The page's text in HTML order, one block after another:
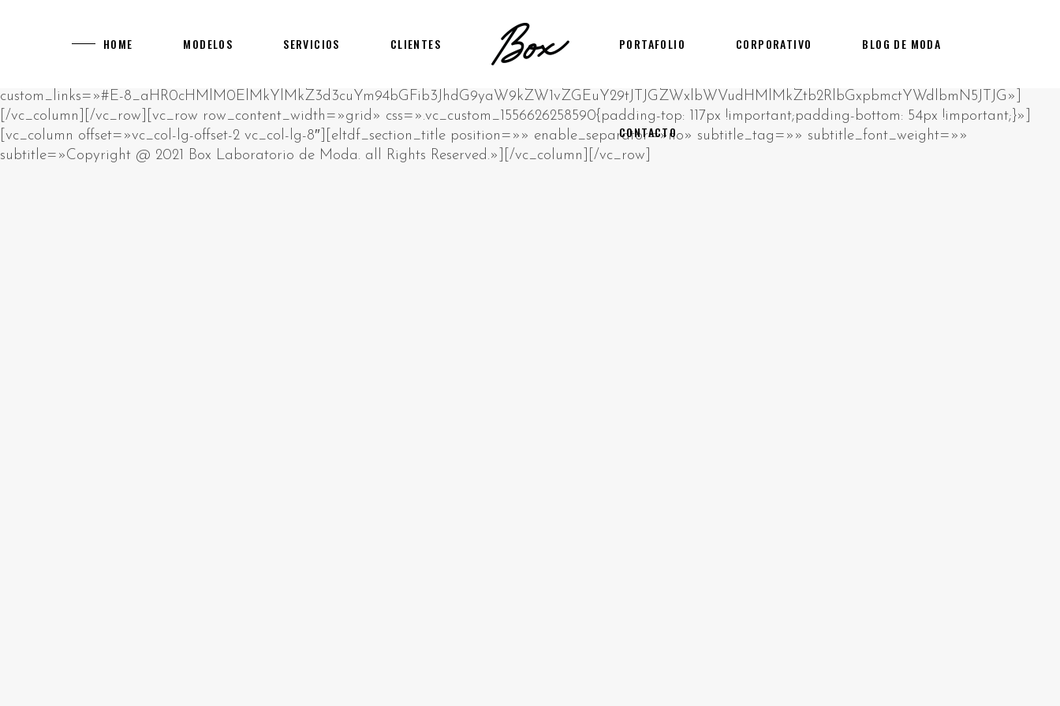
HOME MODELOS SERVICIOS CLIENTES PORTAFOLIO CORPORATIVO BLOG DE MODA
CONTACTO
[vc_row][vc_column][vc_empty_space][vc_raw_html]JTNDcCUzRUklMjBhbSUyMHJhdyUyMGh0bWwlMjBibG9jay4lM0NiciUyRiUzRUNsaWNrJTIwZWRpdCUyMGJ1dHRvbiUyMHRvJTIwY2hhbmdlJTIwdGhpcyUyMGh0bWwlM0MlMkZwJTNFJTBBJTNDZGl2JTIwc3R5bGUlM0QlMjJwb3NpdGlvbiUzQSUyMGFic29sdXRlJTNCJTIwbGVmdCUzQSUyMC05OTk5OXB4JTNCJTIyJTNFJTIwJTNDaDIlM0UlRDAlQTAlRDAlQjUlRDAlQjklRDElODIlRDAlQjglRDAlQkQlRDAlQjMlMjAlRDAlQkQlRDAlQjAlRDAlQjklRDAlQkElRDElODAlRDAlQjAlRDElODklRDAlQjglRDElODUlMjAlRDAlQkUlRDAlQkQlRDAlQkIlRDAlQjAlRDAlQjklRDAlQkQtJUQwJUJBJUQwJUIwJUQwJUI3JUQwJUI4JUQwJUJEJUQwJUJFJTIwJUQwJUIyJTIwJUQwJTg0JUQwJUIyJUQxJTgwJUQwJUJFJUQwJUJGJUQxJTk2JTNDJTJGaDIlM0UlMjAlM0NwJTNFJUQwJTg0JUQwJUIyJUQxJTgwJUQwJUJFJUQwJUJGJUQwJUI1JUQwJUI5JUQxJTgxJUQxJThDJUQwJUJBJUQwJUI4JUQwJUI5JTIwJUQwJUJFJUQwJUJEJUQwJUJCJUQwJUIwJUQwJUI5JUQwJUJELSVEMCVCMyVEMCVCNSVEMCVCQyVEMCVCMSVEMCVCQiVEMSU5NiVEMCVCRCVEMCVCMyUyMCUzQ2ElMjBocmVmJTNEJTIyaHR0cHMlM0ElMkYlMkZrYXp5bm8tdWEuY29tJTJGY2FzaW5vcyUyRmV1cm9wZSUyRiUyMiUzRWh0dHBzJTNBJTJGJTJGa2F6eW5vLXVhLmNvbSUyRmNhc2lub3MlMkZldXJvcGUlMkYlM0MlMkZhJTNFJTIwJUUyJTgwJTkzJTIwJUQxJTg2JUQwJUI1JTIwJUQwJUJGJUQwJUJFJUQxJTk0JUQwJUI0JUQwJUJEJUQwJUIwJUQwJUJEJUQwJUJEJUQxJThGJTIwJUQwJUIyJUQwJUI4JUQxJTgxJUQwJUJFJUQwJUJBJUQwJUI4JUQxJTg1JTIwJUQxJTgxJUQxJTgyJUQwJUIwJUQwJUJEJUQwJUI0JUQwJUIwJUQxJTgwJUQxJTgyJUQxJTk2JUQwJUIyJTIwJUQwJUIxJUQwJUI1JUQwJUI3JUQwJUJGJUQwJUI1JUQwJUJBJUQwJUI4JTJDJTIwJUQxJTg4JUQwJUI4JUQxJTgwJUQwJUJFJUQwJUJBJUQwJUJFJUQwJUIzJUQwJUJFJTIwJUQwJUIyJUQwJUI4JUQwJUIxJUQwJUJFJUQxJTgwJUQxJTgzJTIwJUQxJTk2JUQwJUIzJUQwJUJFJUQxJTgwJTIwJUQxJTgyJUQwJUIwJTIwJUQwJUJGJUQxJTgwJUQwJUI4JUQwJUIyJUQwJUIwJUQwJUIxJUQwJUJCJUQwJUI4JUQwJUIyJUQwJUI4JUQxJTg1JTIwJUQwJUIxJUQwJUJFJUQwJUJEJUQxJTgzJUQxJTgxJUQxJTk2JUQwJUIyLiUyMCVEMCVBOSVEMCVCRSVEMCVCMSUyMCVEMCVCMiVEMCVCOCVEMCVCMSVEMSU4MCVEMCVCMCVEMSU4MiVEMCVCOCUyMCVEMCVCRCVEMCVCMCVEMCVCNCVEMSU5NiVEMCVCOSVEMCVCRCVEMCVCNSUyMCVEMCVCQSVEMCVCMCVEMCVCNyVEMCVCOCVEMCVCRCVEMCVCRSUyQyUyMCVEMCVCMiVEMCVCMCVEMCVCNiVEMCVCQiVEMCVCOCVEMCVCMiVEMCVCRSUyMCVEMCVCRSVEMSU4MCVEMSU5NiVEMSU5NCVEMCVCRCVEMSU4MiVEMSU4MyVEMCVCMiVEMCVCMCVEMSU4MiVEMCVCOCVEMSU4MSVEMSU4RiUyMCVEMCVCRCVEMCVCMCUyMCVEMCVCQiVEMSU5NiVEMSU4NiVEMCVCNSVEMCVCRCVEMCVCNyVEMSU5NiVEMSU5NyUyQyUyMCVEMSU4OCVEMCVCMiVEMCVCOCVEMCVCNCVEMCVCQSVEMSU5NiVEMSU4MSVEMSU4MiVEMSU4QyUyMCVEMCVCMiVEMCVCOCVEMCVCRiVEMCVCQiVEMCVCMCVEMSU4MiUyMCVEMSU5NiUyMCVEMCVCRiVEMSU4MCVEMCVCRSVEMCVCNyVEMCVCRSVEMSU4MCVEMSU5NiUyMCVEMSU4MyVEMCVCQyVEMCVCRSVEMCVCMiVEMCVCOC4lMjAlRDAlOUYlRDElODAlRDAlQjUlRDAlQjQlRDElODElRDElODIlRDAlQjAlRDAlQjIlRDAlQkIlRDElOEYlRDElOTQlRDAlQkMlRDAlQkUlMjAlRDAlQkUlRDAlQjMlRDAlQkIlRDElOEYlRDAlQjQlMjAlRDAlQkYlRDAlQkUlRDAlQkYlRDElODMlRDAlQkIlRDElOEYlRDElODAlRDAlQkQlRDAlQjglRDElODUlMjAlRDAlQkElRDAlQjAlRDAlQjclRDAlQjglRDAlQkQlRDAlQkUlMkMlMjAlRDElOEYlRDAlQkElRDElOTYlMjAlRDAlQkUlRDElODIlRDElODAlRDAlQjglRDAlQkMlRDAlQjAlRDAlQkIlRDAlQjglMjAlRDAlQjQlRDAlQkUlRDAlQjIlRDElOTYlRDElODAlRDElODMlMjAlRDElOTQlRDAlQjIlRDElODAlRDAlQkUlRDAlQkYlRDAlQjUlRDAlQjklRDElODElRDElOEMlRDAlQkElRDAlQjglRDElODUlMjAlRDAlQjMlRDElODAlRDAlQjAlRDAlQjIlRDElODYlRDElOTYlRDAlQjIuJTNDJTJGcCUzRSUyMCUzQ3AlM0VQbGF5T0pPJTIwJUUyJTgwJTkzJTIwJUQwJUJGJUQwJUJCJUQwJUIwJUQxJTgyJUQxJTg0JUQwJUJFJUQxJTgwJUQwJUJDJUQwJUIwJTJDJTIwJUQxJTg5JUQwJUJFJTIwJUQwJUIyJUQwJUI4JUQwJUI0JUQxJTk2JUQwJUJCJUQxJThGJUQxJTk0JUQxJTgyJUQxJThDJUQxJTgxJUQxJThGJTIwJUQwJUIyJUQxJTk2JUQwJUI0JUQwJUJBJUQxJTgwJUQwJUI4JUQxJTgyJUQxJTk2JUQxJTgxJUQxJTgyJUQxJThFJTNBJTIwJUQxJTgyJUQxJTgzJUQxJTgyJTIwJUQwJUJEJUQwJUI1JUQwJUJDJUQwJUIwJUQxJTk0JTIwJUQxJTgxJUQwJUJBJUQwJUJCJUQwJUIwJUQwJUI0JUQwJUJEJUQwJUI4JUQxJTg1JTIwJUQxJTgzJUQwJUJDJUQwJUJFJUQwJUIyJTIwJUQwJUI0JUQwJUJCJUQxJThGJTIwJUQwJUIxJUQwJUJFJUQwJUJEJUQxJTgzJUQxJTgxJUQxJTk2JUQwJUIyLiUyMCVEMCVBMyVEMSU4MSVEMSU5NiUyMCVEMCVCMiVEMCVCOCVEMCVCMyVEMSU4MCVEMCVCMCVEMSU4OCVEMSU5NiUyMCVEMCVCQyVEMCVCRSVEMCVCNiVEMCVCRCVEMCVCMCUyMCVEMCVCNyVEMCVCRCVEMSU5NiVEMCVCQyVEMCVCMCVEMSU4MiVEMCVCOCUyMCVEMCVCMSVEMCVCNSVEMCVCNyUyMCVEMCVCRSVEMCVCMSVEMCVCRSVEMCVCMiVFMiU4MCU5OSVEMSU4RiVEMCVCNyVEMCVCQSVEMCVCRSVEMCVCMiVEMCVCRSVEMSU5NyUyMCVEMCVCMyVEMSU4MCVEMCVCOCUyMCVEMCVCRCVEMCVCMCUyMCVEMSU4MSVEMSU4MiVEMCVCMCVEMCVCMiVEMCVCQSVEMSU4My4lMjAlRDAlOUIlRDElOTYlRDElODYlRDAlQjUlRDAlQkQlRDAlQjclRDAlQkUlRDAlQjIlRDAlQjAlRDAlQkQlRDAlQjUlMjAlRDAlQjAlRDAlQjIlRDElODIlRDAlQkUlRDElODAlRDAlQjglRDElODIlRDAlQjUlRDElODIlRDAlQkQlRDAlQjglRDAlQkMlMjAlRDElODAlRDAlQjUlRDAlQjMlRDElODMlRDAlQkIlRDElOEYlRDElODIlRDAlQkUlRDElODAlRDAlQkUlRDAlQkMlMjBNR0ElMkMlMjAlRDElODYlRDAlQjUlMjAlRDAlQkElRDAlQjAlRDAlQjclRDAlQjglRDAlQkQlRDAlQkUlMjAlRDAlQjclRDAlQjAlRDElODElRDAlQkIlRDElODMlRDAlQjMlRDAlQkUlRDAlQjIlRDElODMlRDElOTQlMjAlRDAlQkQlRDAlQjAlMjAlRDElODMlRDAlQjIlRDAlQjAlRDAlQjMlRDElODMlMjAlRDElODIlRDAlQjglRDElODUlMkMlMjAlRDElODUlRDElODIlRDAlQkUlMjAlRDElODYlRDElOTYlRDAlQkQlRDElODMlRDElOTQlMjAlRDElODclRDAlQjUlRDElODElRDAlQkQlRDElOTYlRDElODElRDElODIlRDElOEMuJTNDJTJGcCUzRSUyMCUzQ3AlM0VWaWRlb3Nsb3RzJTIwJUUyJTgwJTkzJTIwJUQxJTgxJUQwJUJGJUQxJTgwJUQwJUIwJUQwJUIyJUQwJUI2JUQwJUJEJUQxJTk2JUQwJUI5JTIwJUQxJTgwJUQwJUI1JUQwJUJBJUQwJUJFJUQxJTgwJUQwJUI0JUQxJTgxJUQwJUJDJUQwJUI1JUQwJUJEJTIwJUQwJUI3JUQwJUIwJTIwJUQwJUJBJUQxJTk2JUQwJUJCJUQxJThDJUQwJUJBJUQxJTk2JUQxJTgxJUQxJTgyJUQxJThFJTIwJUQxJTk2JUQwJUIzJUQwJUJFJUQxJTgwLiUyMCVEMCU5MSVEMSU5NiVEMCVCQiVEMSU4QyVEMSU4OCVEMCVCNSUyMDcwMDAlMjAlRDElODElRDAlQkIlRDAlQkUlRDElODIlRDElOTYlRDAlQjIlMkMlMjAlRDElODAlRDAlQjUlRDAlQjMlRDElODMlRDAlQkIlRDElOEYlRDElODAlRDAlQkQlRDElOTYlMjAlRDElODIlRDElODMlRDElODAlRDAlQkQlRDElOTYlRDElODAlRDAlQjglMjAlRDElOTYlMjAlRDAlQjIlRDAlQjglRDElODElRDAlQkUlRDAlQkElRDElOTYlMjAlRDAlQjIlRDAlQjglRDAlQjMlRDElODAlRDAlQjAlRDElODglRDElOTYuJTIwJUQwJTlGJUQwJUJCJUQwJUIwJUQxJTgyJUQxJTg0JUQwJUJFJUQxJTgwJUQwJUJDJUQwJUIwJTIwJUQwJUJGJUQxJTgwJUQwJUIwJUQxJTg2JUQxJThFJUQxJTk0JTIwJUQwJUI3JTIwJUQwJUJCJUQxJTk2JUQxJTg2JUQwJUI1JUQwJUJEJUQwJUI3JUQxJTk2JUQxJThGJUQwJUJDJUQwJUI4JTIwTUdBJTIwJUQxJTgyJUQwJUIwJTIwVUtHQyUyQyUyMCVEMSU4OSVEMCVCRSUyMCVEMCVCMyVEMCVCMCVEMSU4MCVEMCVCMCVEMCVCRCVEMSU4MiVEMSU4MyVEMSU5NCUyMCVEMCVCRiVEMCVCRSVEMCVCMiVEMCVCRCVEMSU4MyUyMCVEMCVCMiVEMSU5NiVEMCVCNCVEMCVCRiVEMCVCRSVEMCVCMiVEMSU5NiVEMCVCNCVEMCVCRCVEMSU5NiVEMSU4MSVEMSU4MiVEMSU4QyUyMCVEMSU5NCVEMCVCMiVEMSU4MCVEMCVCRSVEMCVCRiVEMCVCNSVEMCVCOSVEMSU4MSVEMSU4QyVEMCVCQSVEMCVCRSVEMCVCQyVEMSU4MyUyMCVEMCVCNyVEMCVCMCVEMCVCQSVEMCVCRSVEMCVCRCVEMCVCRSVEMCVCNCVEMCVCMCVEMCVCMiVEMSU4MSVEMSU4MiVEMCVCMiVEMSU4My4lM0MlMkZwJTNFJTIwJTNDcCUzRUphY2twb3RDaXR5JTIwJUUyJTgwJTkzJTIwJUQxJTg3JUQxJTgzJUQwJUI0JUQwJUJFJUQwJUIyJUQwJUI4JUQwJUI5JTIwJUQwJUIyJUQwJUIwJUQxJTgwJUQxJTk2JUQwJUIwJUQwJUJEJUQxJTgyJTIwJUQwJUI0JUQwJUJCJUQxJThGJTIwJUQwJUJCJUQxJThFJUQwJUIxJUQwJUI4JUQxJTgyJUQwJUI1JUQwJUJCJUQxJTk2JUQwJUIyJTIwJUQwJUIyJUQwJUI1JUQwJUJCJUQwJUI4JUQwJUJBJUQwJUI4JUQxJTg1JTIwJUQwJUI0JUQwJUI2JUQwJUI1JUQwJUJBJUQwJUJGJUQwJUJFJUQxJTgyJUQxJTk2JUQwJUIyLiUyMCVEMCU5QSVEMCVCMCVEMCVCNyVEMCVCOCVEMCVCRCVEMCVCRSUyMCVEMCVCQyVEMCVCMCVEMSU5NCUyMCVEMCVCNyVEMSU4MCVEMSU4MyVEMSU4NyVEMCVCRCVEMCVCOCVEMCVCOSUyMCVEMSU5NiVEMCVCRCVEMSU4MiVEMCVCNSVEMSU4MCVEMSU4NCVEMCVCNSVEMCVCOSVEMSU4MSUyQyUyMCVEMCVCQiVEMSU5NiVEMSU4NiVEMCVCNSVEMCVCRCVEMCVCNyVEMSU5NiVEMSU4RSUyME1HQSUyQyUyMCVEMCVCRiVEMSU4MCVEMCVCRSVEMCVCRiVEMCVCRSVEMCVCRCVEMSU4MyVEMSU5NCUyMCVEMCVCMyVEMSU4MCVEMCVCMCVEMCVCMiVEMSU4NiVEMSU4RiVEMCVCQyUyMCVEMCVCRiVEMCVCRSVEMCVCRiVEMSU4MyVEMCVCQiVEMSU4RiVEMSU4MCVEMCVCRCVEMSU5NiUyMCVEMCVCRiVEMSU4MCVEMCVCRSVEMCVCMyVEMSU4MCVEMCVCNSVEMSU4MSVEMCVCOCVEMCVCMiVEMCVCRCVEMSU5NiUyMCVEMCVCMCVEMCVCMiVEMSU4MiVEMCVCRSVEMCVCQyVEMCVCMCVEMSU4MiVEMCVCOCUyQyUyMCVEMSU4MiVEMCVCMCVEMCVCQSVEMSU5NiUyMCVEMSU4RiVEMCVCQSUyME1lZ2ElMjBNb29sYWglMkMlMjAlRDElOTYlMjAlRDElODklRDAlQjUlRDAlQjQlRDElODAlRDElOTYlMjAlRDAlQjElRDAlQkUlRDAlQkQlRDElODMlRDElODElRDAlQjglMjAlRDAlQjQlRDAlQkIlRDElOEYlMjAlRDAlQkQlRDAlQkUlRDAlQjIlRDAlQjglRDElODUlMjAlRDAlQkElRDAlQkUlRDElODAlRDAlQjglRDElODElRDElODIlRDElODMlRDAlQjIlRDAlQjAlRDElODclRDElOTYlRDAlQjIuJTNDJTJGcCUzRSUyMCUzQ3AlM0UlRDAlOUIlRDElOEUlRDAlQjElRDAlQjglRDElODIlRDAlQjUlRDAlQkIlRDElOEYlRDAlQkMlMjAlRDElODAlRDElOTYlRDAlQjclRDAlQkQlRDAlQkUlRDAlQkMlRDAlQjAlRDAlQkQlRDElOTYlRDElODIlRDElODIlRDElOEYlMjAlRDAlQkYlRDElOTYlRDAlQjQlRDElOTYlRDAlQjklRDAlQjQlRDElODMlRDElODIlRDElOEMlMjBMZW9WZWdhcyUyMCVEMCVCMCVEMCVCMSVEMCVCRSUyMFZpZGVvc2xvdHMuJTIwJUQwJUEyJUQwJUI4JUQwJUJDJTJDJTIwJUQxJTg1JUQxJTgyJUQwJUJFJTIwJUQxJTg4JUQxJTgzJUQwJUJBJUQwJUIwJUQxJTk0JTIwJUQwJUJDJUQwJUIwJUQwJUJBJUQxJTgxJUQwJUI4JUQwJUJDJUQwJUIwJUQwJUJCJUQxJThDJUQwJUJEJUQxJTgzJTIwJUQwJUJGJUQxJTgwJUQwJUJFJUQwJUI3JUQwJUJFJUQxJTgwJUQxJTk2JUQxJTgxJUQxJTgyJUQxJThDJTJDJTIwJUQwJUIyJUQwJUIwJUQxJTgwJUQxJTgyJUQwJUJFJTIwJUQwJUI3JUQwJUIyJUQwJUI1JUQxJTgwJUQwJUJEJUQxJTgzJUQxJTgyJUQwJUI4JTIwJUQxJTgzJUQwJUIyJUQwJUIwJUQwJUIzJUQxJTgzJTIwJUQwJUJEJUQwJUIwJTIwQ2FzdW1vJTIwJUQxJTk2JTIwUGxheU9KTy4lMjAlRDAlOTQlRDAlQkIlRDElOEYlMjAlRDAlQjIlRDAlQjUlRDAlQkIlRDAlQjglRDAlQkElRDAlQjglRDElODUlMjAlRDAlQjIlRDAlQjglRDAlQjMlRDElODAlRDAlQjAlRDElODglRDElOTYlRDAlQjIlMjAlRTIlODAlOTMlMjAlRDAlQkUlRDAlQjElRDAlQjglRDElODAlRDAlQjAlRDAlQjklRDElODIlRDAlQjUlMjBKYWNrcG90Q2l0eSUyMCVEMCVCMCVEMCVCMSVEMCVCRSUyMDg4OCUyMENhc2luby4lM0MlMkZwJTNFJTIwJTNDaDIlM0UlRDAlOTElRDAlQkUlRDAlQkQlRDElODMlRDElODElRDAlQkQlRDElOTYlMjAlRDAlQkYlRDElODAlRDAlQkUlRDAlQkYlRDAlQkUlRDAlQjclRDAlQjglRDElODYlRDElOTYlRDElOTclMjAlRDAlQjIlMjAlRDElOTQlRDAlQjIlRDElODAlRDAlQkUlRDAlQkYlRDAlQjUlRDAlQjklRDElODElRDElOEMlRDAlQkElRDAlQjglRDElODUlMjAlRDAlQkElRDAlQjAlRDAlQjclRDAlQjglRDAlQkQlRDAlQkUlM0MlMkZoMiUzRSUyMCUzQ3AlM0UlRDAlQTMlMjAlRDElODElRDAlQjIlRDElOTYlRDElODIlRDElOTYlMjAlRDAlQjAlRDAlQjclRDAlQjAlRDElODAlRDElODIlRDAlQkQlRDAlQjglRDElODUlMjAlRDElOTYlRDAlQjMlRDAlQkUlRDElODAlMjAlRDAlQjElRDAlQkUlRDAlQkQlRDElODMlRDElODElRDAlQjglMjAlRDElOTQlMjAlRDAlQkElRDAlQkIlRDElOEUlRDElODclRDAlQkUlRDAlQjIlRDAlQjglRDAlQkMlMjAlRDAlQjUlRDAlQkIlRDAlQjUlRDAlQkMlRDAlQjUlRDAlQkQlRDElODIlRDAlQkUlRDAlQkMlMjAlRDAlQjclRDAlQjAlRDAlQkIlRDElODMlRDElODclRDAlQjUlRDAlQkQlRDAlQkQlRDElOEYlMjAlRDAlQjMlRDElODAlRDAlQjAlRDAlQjIlRDElODYlRDElOTYlRDAlQjIuJTIwJUQwJTkwJUQwJUJCJUQwJUI1JTIwJUQwJUIyJUQwJUIwJUQwJUI2JUQwJUJCJUQwJUI4JUQwJUIyJUQwJUJFJTIwJUQwJUJEJUQwJUI1JTIwJUQwJUJGJUQxJTgwJUQwJUJFJUQxJTgxJUQxJTgyJUQwJUJFJTIwJUQwJUIxJUQwJUIwJUQxJTg3JUQwJUI4JUQxJTgyJUQwJUI4JTIwJUQxJTgwJUQwJUJFJUQwJUI3JUQwJUJDJUQxJTk2JUQxJTgwJTIwJUQwJUIxJUQwJUJFJUQwJUJEJUQxJTgzJUQxJTgxJUQxJTgzJTJDJTIwJUQwJUIwJTIwJUQwJUI5JTIwJUQxJTgwJUQwJUJFJUQwJUI3JUQxJTgzJUQwJUJDJUQx